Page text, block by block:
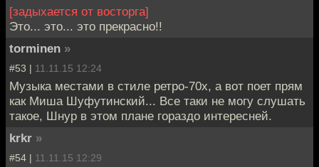
[задыхается от восторга]
Это... это... это прекрасно!!
torminen »
#53 | 11.11.15 12:24
Музыка местами в стиле ретро-70х, а вот поет прям
как Миша Шуфутинский... Все таки не могу слушать
такое, Шнур в этом плане гораздо интересней.
krkr »
#54 | 11.11.15 12:29